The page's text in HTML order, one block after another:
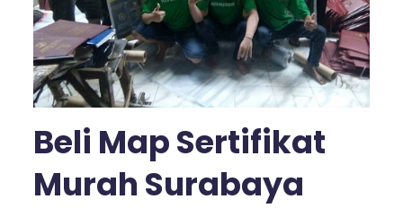
Beli Map Sertifikat
Murah Surabaya